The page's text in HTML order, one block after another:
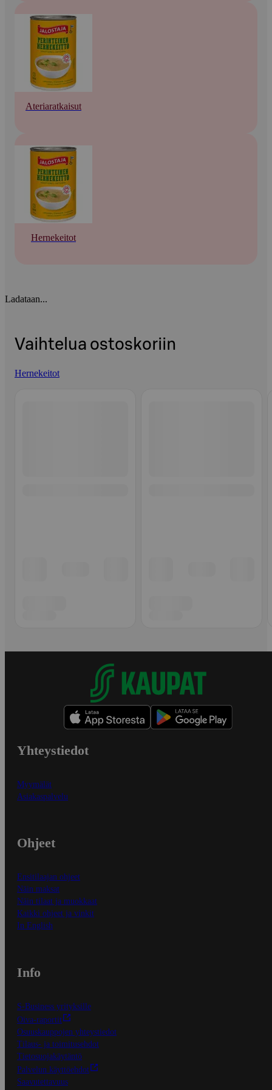
Ateriaratkaisut
Hernekeitot
Ladataan...
Vaihtelua ostoskoriin
Hernekeitot
Yhteystiedot
Myymälät
Asiakaspalvelu
Ohjeet
Ensitilaajan ohjeet
Näin maksat
Näin tilaat ja muokkaat
Kaikki ohjeet ja vinkit
In English
Info
S-Business yrityksille
Oiva-raportit
Osuuskauppojen yhteystiedot
Tilaus- ja toimitusehdot
Tietosuojakäytäntö
Palvelun käyttöehdot
Saavutettavuus